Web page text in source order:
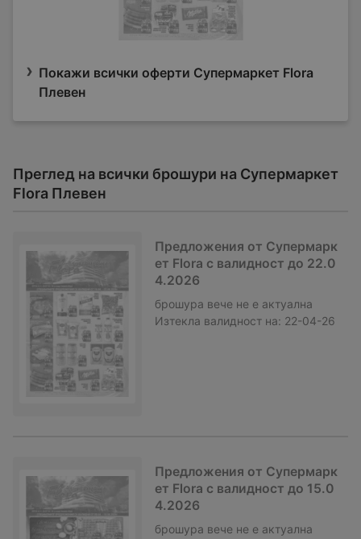
Покажи всички оферти Супермаркет Flora
Плевен
Преглед на всички брошури на Супермаркет
Flora Плевен
Предложения от Супермарк
ет Flora с валидност до 22.0
4.2026
брошура вече не е актуална
Изтекла валидност на: 22-04-26
Предложения от Супермарк
ет Flora с валидност до 15.0
4.2026
брошура вече не е актуална